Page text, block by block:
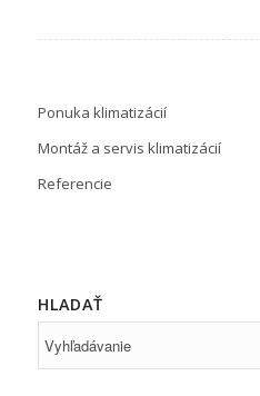
Ponuka klimatizácií
Montáž a servis klimatizácií
Referencie
HLADAŤ